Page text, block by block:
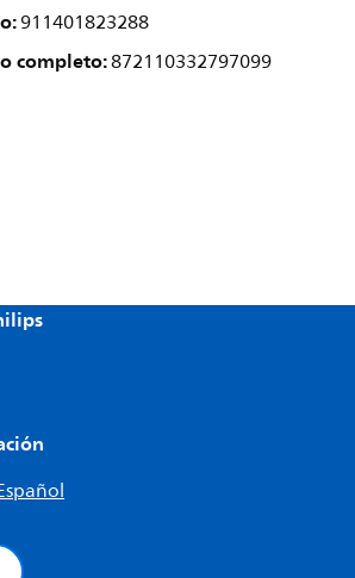
911401823288
completo:872110332797099